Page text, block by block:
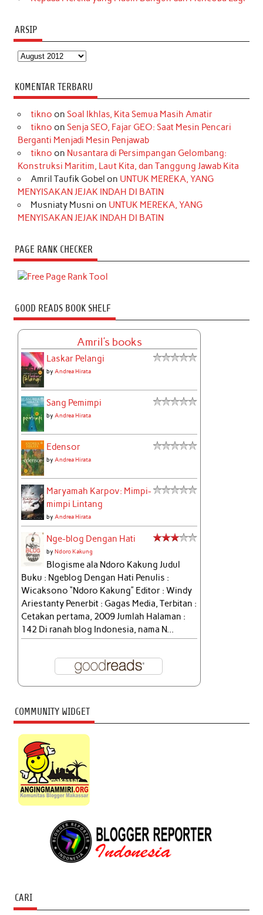
ARSIP
Arsip
KOMENTAR TERBARU
tikno on Soal Ikhlas, Kita Semua Masih Amatir
tikno on Senja SEO, Fajar GEO: Saat Mesin Pencari
Berganti Menjadi Mesin Penjawab
tikno on Nusantara di Persimpangan Gelombang:
Konstruksi Maritim, Laut Kita, dan Tanggung Jawab Kita
Amril Taufik Gobel on UNTUK MEREKA, YANG
MENYISAKAN JEJAK INDAH DI BATIN
Musniaty Musni on UNTUK MEREKA, YANG
MENYISAKAN JEJAK INDAH DI BATIN
PAGE RANK CHECKER
GOOD READS BOOK SHELF
Amril's books
Laskar Pelangi
byAndrea Hirata
Sang Pemimpi
byAndrea Hirata
Edensor
byAndrea Hirata
Maryamah Karpov: Mimpi-
mimpi Lintang
byAndrea Hirata
Nge-blog Dengan Hati
byNdoro Kakung
Blogisme ala Ndoro Kakung Judul
Buku : Ngeblog Dengan Hati Penulis :
Wicaksono “Ndoro Kakung” Editor : Windy
Ariestanty Penerbit : Gagas Media, Terbitan :
Cetakan pertama, 2009 Jumlah Halaman :
142 Di ranah blog Indonesia, nama N...
COMMUNITY WIDGET
CARI